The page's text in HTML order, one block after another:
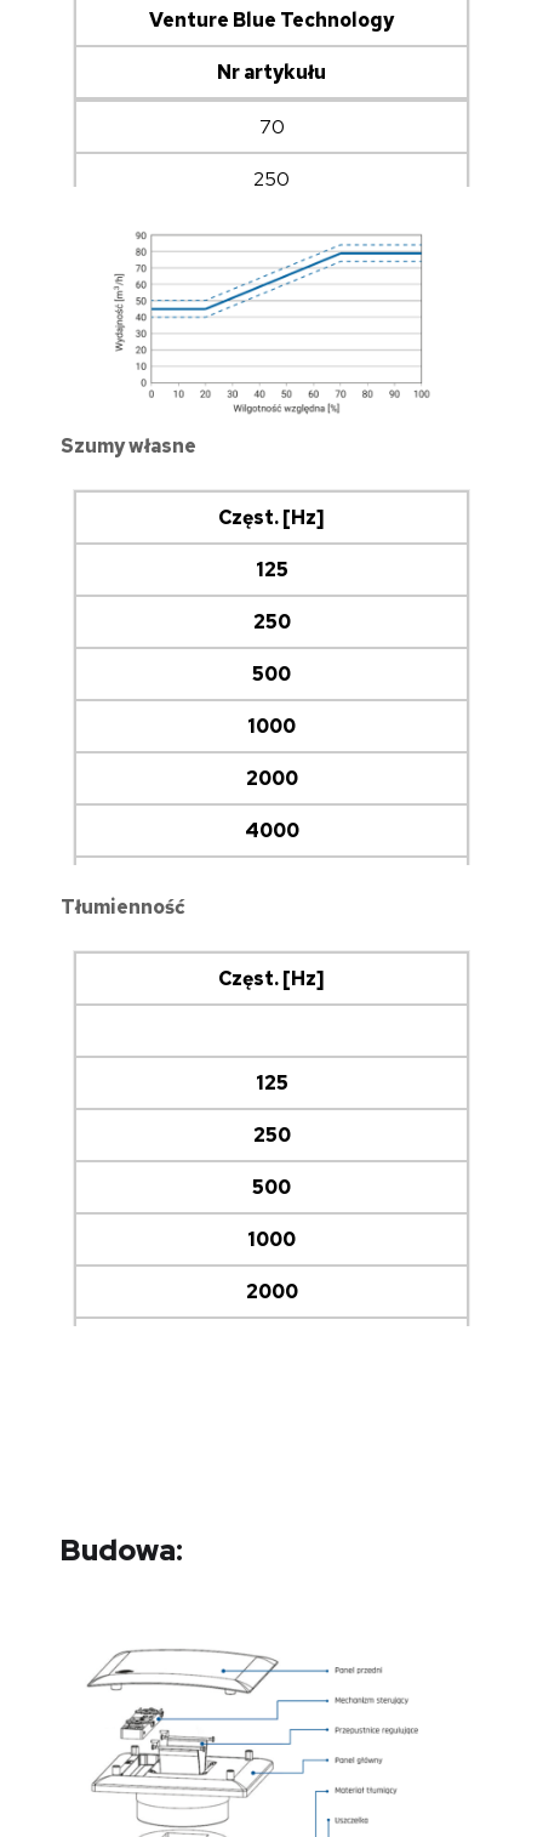
12,0
7,6
9,2
Otwarcie min
6,3
8,7
13,5
8,9
11,6
11,7
Venture Blue Technology
Nr artykułu
70
250
TAK
19550006
Szumy własne
Częst. [Hz]
125
250
500
1000
2000
4000
10,6
12,5
14,4
13,4
16,5
17,6
Tłumienność
Częst. [Hz]
125
250
500
1000
2000
10,9
12,0
7,6
Budowa: